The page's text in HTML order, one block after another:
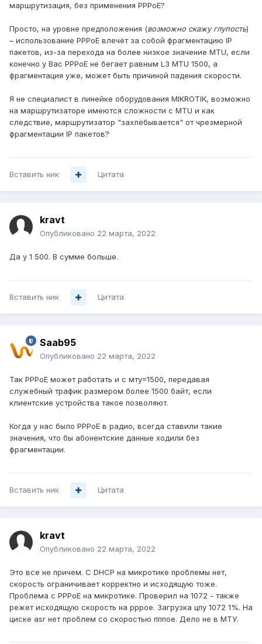
маршрутизация, без применения PPPoE?
Просто, на уровне предположения (возможно скажу глупость)
– использование PPPoE влечёт за собой фрагментацию IP
пакетов, из-за перехода на более низкое значение MTU, если
конечно у Вас PPPoE не бегает равным L3 MTU 1500, а
фрагментация уже, может быть причиной падения скорости.
Я не специалист в линейке оборудования MIKROTIK, возможно
на маршрутизаторе имеются сложности с MTU и как
следствие, маршрутизатор "захлёбывается" от чрезмерной
фрагментации IP пакетов?
Вставить ник Цитата
kravt
Опубликовано 22 марта, 2022
Да у 1 500. В сумме больше.
Вставить ник Цитата
Saab95
Опубликовано 22 марта, 2022
Так PPPoE может работать и с мту=1500, передавая
служебный трафик размером более 1500 байт, если
клиентские устройства такое позволяют.
Когда у нас было PPPoE в радио, всегда ставили такие
значения, что бы абонентские данные ходили без
фрагментации.
Вставить ник Цитата
kravt
Опубликовано 22 марта, 2022
Это все не причем. С DHCP на микротике проблемы нет,
скорость ограничивает корректно и исходящую тоже.
Проблема с PPPoE на микротике. Проверил на 1072 - также
режет исходящую скорость на pppoe. Загрузка цпу 1072 1%. На
циске asr нет проблем со скоростью пппое. Дело не в МТУ.